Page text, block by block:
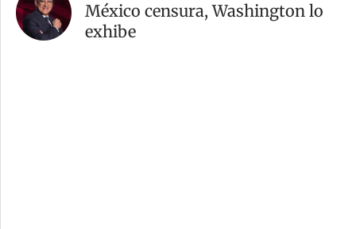
México censura, Washington lo
exhibe